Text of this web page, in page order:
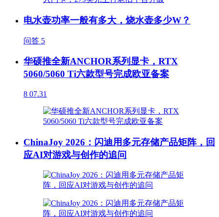
电水壶功率一般有多大，烧水壶多少W？
问答 5
华硕推全新ANCHOR系列显卡，RTX
5060/5060 Ti六款型号完成欧亚备案
8 07.31
ChinaJoy 2026：闪迪用多元存储产品矩阵，回
应AI对游戏与创作的追问